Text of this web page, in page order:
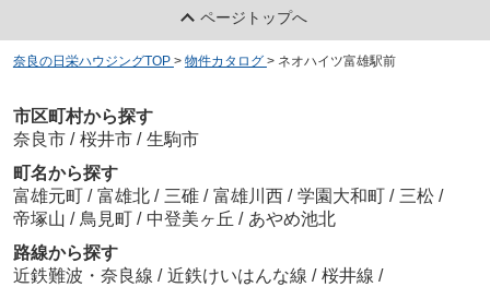
ページトップへ
奈良の日栄ハウジングTOP > 物件カタログ > ネオハイツ富雄駅前
市区町村から探す
奈良市 / 桜井市 / 生駒市
町名から探す
富雄元町 / 富雄北 / 三碓 / 富雄川西 / 学園大和町 / 三松 /
帝塚山 / 鳥見町 / 中登美ヶ丘 / あやめ池北
路線から探す
近鉄難波・奈良線 / 近鉄けいはんな線 / 桜井線 /